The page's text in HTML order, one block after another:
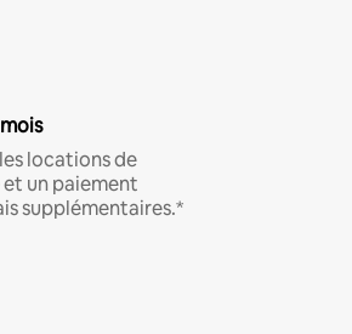
locations de
un paiement
supplémentaires.*